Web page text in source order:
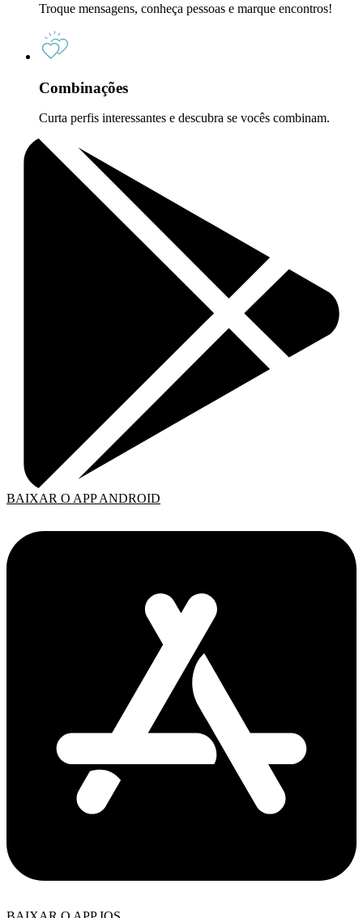
Troque mensagens, conheça pessoas e marque encontros!
Combinações
Curta perfis interessantes e descubra se vocês combinam.
BAIXAR O APP ANDROID